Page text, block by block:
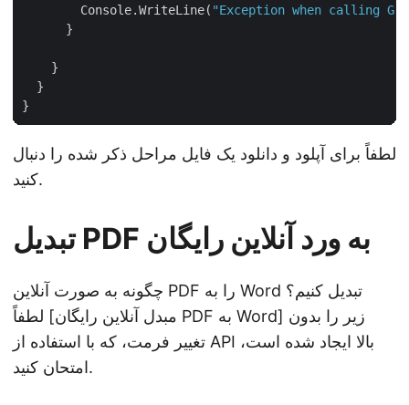
        Console.WriteLine(
"Exception when calling
      }
    }
  }
لطفاً برای آپلود و دانلود یک فایل مراحل ذکر شده را دنبال
کنید.
تبدیل PDF به ورد آنلاین رایگان
چگونه به صورت آنلاین PDF را به Word تبدیل کنیم؟
لطفاً [مبدل آنلاین رایگان PDF به Word] زیر را بدون
تغییر فرمت، که با استفاده از API بالا ایجاد شده است،
امتحان کنید.